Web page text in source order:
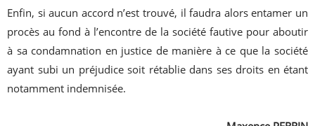
Enfin, si aucun accord n’est trouvé, il faudra alors entamer un
procès au fond à l’encontre de la société fautive pour aboutir
à sa condamnation en justice de manière à ce que la société
ayant subi un préjudice soit rétablie dans ses droits en étant
notamment indemnisée.